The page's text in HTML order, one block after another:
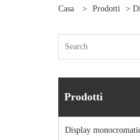
Casa > Prodotti >
Prodotti
Display